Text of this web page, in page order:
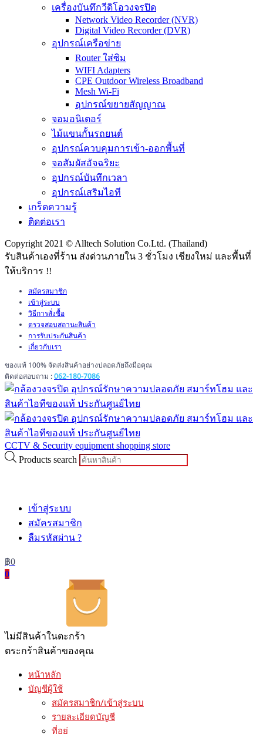
เครื่องบันทึกวีดิโอวงจรปิด
Network Video Recorder (NVR)
Digital Video Recorder (DVR)
อุปกรณ์เครือข่าย
Router ใส่ซิม
WIFI Adapters
CPE Outdoor Wireless Broadband
Mesh Wi-Fi
อุปกรณ์ขยายสัญญาณ
จอมอนิเตอร์
ไม้แขนกั้นรถยนต์
อุปกรณ์ควบคุมการเข้า-ออกพื้นที่
จอสัมผัสอัจฉริยะ
อุปกรณ์บันทึกเวลา
อุปกรณ์เสริมไอที
เกร็ดความรู้
ติดต่อเรา
Copyright 2021 © Alltech Solution Co.Ltd. (Thailand)
รับสินค้าเองที่ร้าน ส่งด่วนภายใน 3 ชั่วโมง เชียงใหม่ และพื้นที่
ให้บริการ !!
สมัครสมาชิก
เข้าสู่ระบบ
วิธีการสั่งซื้อ
ตรวจสอบสถานะสินค้า
การรับประกันสินค้า
เกี่ยวกับเรา
ของแท้ 100% จัดส่งสินค้าอย่างปลอดภัยถึงมือคุณ
ติดต่อสอบถาม :062-180-7086
CCTV & Security equipment shopping store
Products search
เข้าสู่ระบบ
สมัครสมาชิก
ลืมรหัสผ่าน ?
฿0
0
ไม่มีสินค้าในตะกร้า
ตระกร้าสินค้าของคุณ
หน้าหลัก
บัญชีผู้ใช้
สมัครสมาชิก/เข้าสู่ระบบ
รายละเอียดบัญชี
ที่อยู่